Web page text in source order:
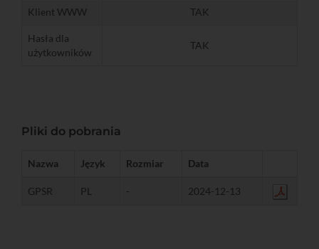
Klient WWW TAK
Hasła dla
użytkowników
TAK
Pliki do pobrania
Nazwa Język Rozmiar Data
GPSR PL - 2024-12-13